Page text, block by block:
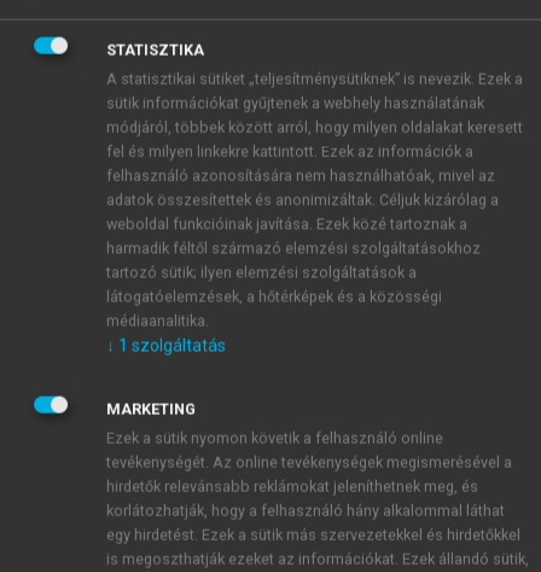
menu_book OLVASÁS
A terméshozam közvetlen
növelése
A terméshozam nem csak közvetve, a növények
ellenállóképességének javításával növelhető. Ez a cél
ugyanis más élettani folyamatok genetikai
módosításával közvetlenül is elérhető: a szénhidrátés
a nitrogén-anyagcsere az egyik, a növekedés és a
mellyel a terméshozam közvetlenül növelhető.
Mindkét területen intenzív kutatómunka folyik jobb
terméshozamú GM növények létrehozása érdekében.
STATISZTIKA
A statisztikai sütiket „teljesítménysütiknek” is nevezik. Ezek a
sütik információkat gyűjtenek a webhely használatának
módjáról, többek között arról, hogy milyen oldalakat keresett
fel és milyen linkekre kattintott. Ezek az információk a
felhasználó azonosítására nem használhatóak, mivel az
adatok összesítettek és anonimizáltak. Céljuk kizárólag a
weboldal funkcióinak javítása. Ezek közé tartoznak a
harmadik féltől származó elemzési szolgáltatásokhoz
tartozó sütik; ilyen elemzési szolgáltatások a
látogatóelemzések, a hőtérképek és a közösségi
médiaanalitika.
↓ 1 szolgáltatás
MARKETING
Ezek a sütik nyomon követik a felhasználó online
tevékenységét. Az online tevékenységek megismerésével a
hirdetők relevánsabb reklámokat jeleníthetnek meg, és
korlátozhatják, hogy a felhasználó hány alkalommal láthat
egy hirdetést. Ezek a sütik más szervezetekkel és hirdetőkkel
is megoszthatják ezeket az információkat. Ezek állandó sütik,